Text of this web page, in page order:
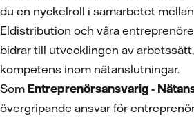
du en nyckelroll i samarbetet
Eldistribution och våra
bidrar till utvecklingen av
kompetens inom nätanslutningar.
Som Entreprenörsansvarig -
övergripande ansvar för